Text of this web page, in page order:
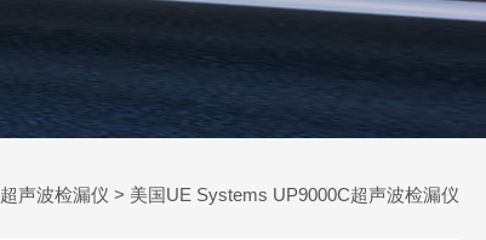
超声波检漏仪 > 美国UE Systems UP9000C超声波检漏仪